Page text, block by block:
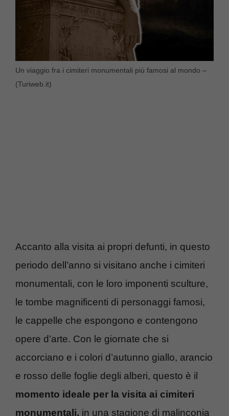
Un viaggio fra i cimiteri monumentali più famosi al mondo –
(Turiweb.it)
Accanto alla visita ai propri defunti, in questo
periodo dell’anno si visitano anche i cimiteri
monumentali, con le loro imponenti sculture,
le tombe magnificenti di personaggi famosi,
le cappelle che espongono e contengono
opere d’arte. Con le giornate che si
accorciano e i colori d’autunno giallo, arancio
e rosso delle foglie degli alberi, questo è il
momento ideale per la visita ai cimiteri
monumentali, in una stagione di malinconia